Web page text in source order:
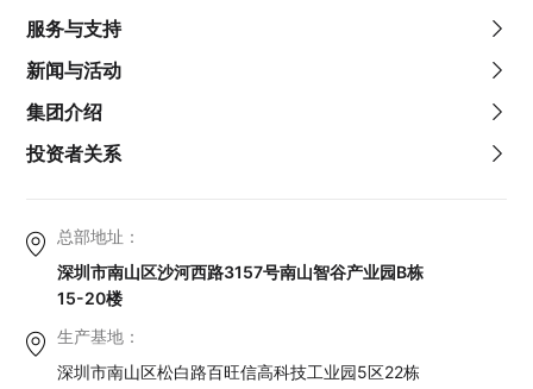
总部地址：
深圳市南山区沙河西路3157号南山智谷产业园B栋
15-20楼
生产基地：
深圳市南山区松白路百旺信高科技工业园5区22栋
服务与支持
新闻与活动
集团介绍
投资者关系